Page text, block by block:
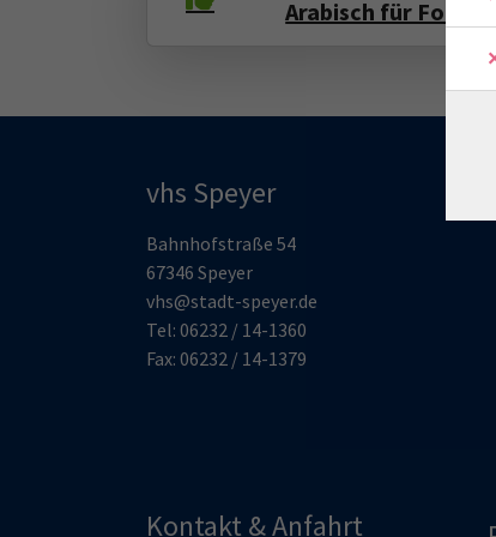
Arabisch für
vhs Speyer
Bahnhofstraße 54
67346 Speyer
vhs@stadt-speyer.de
Tel: 06232 / 14-1360
Fax: 06232 / 14-1379
Kontakt & Anfahrt